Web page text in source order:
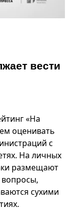
вести
«На
оценивать
с
На личных
размещают
сухими